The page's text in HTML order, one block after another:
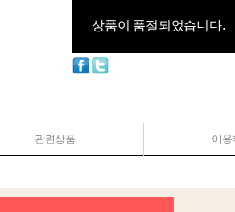
상품이 품절되었습니다.
관련상품 이용